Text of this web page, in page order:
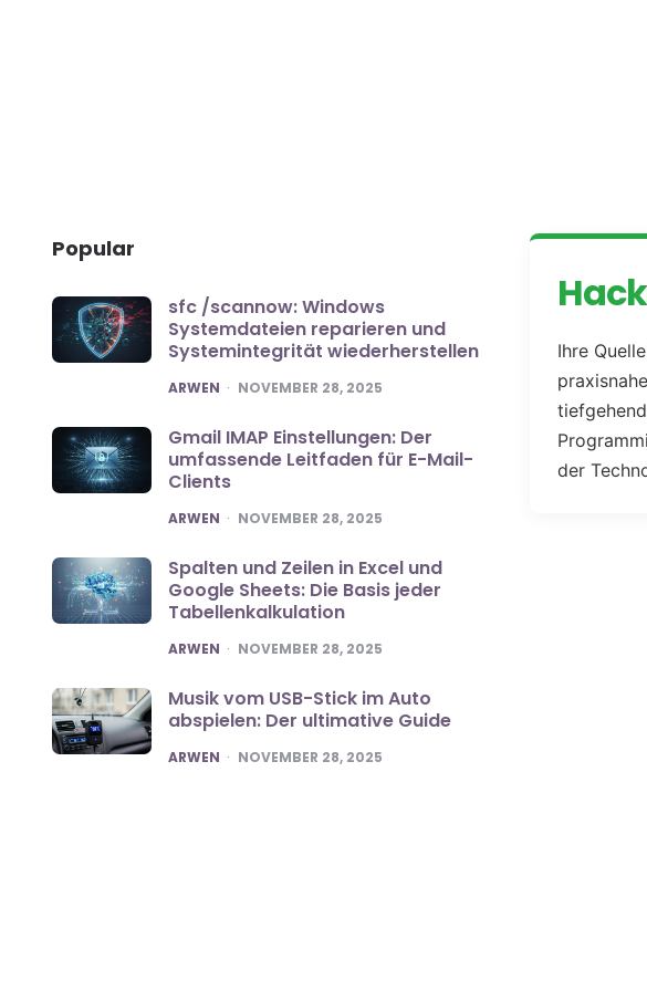
Popular
sfc /scannow: Windows
Systemdateien reparieren und
Systemintegrität wiederherstellen
POSTED
ARWEN NOVEMBER 28, 2025
Gmail IMAP Einstellungen: Der
umfassende Leitfaden für E-Mail-
Clients
POSTED
ARWEN NOVEMBER 28, 2025
Spalten und Zeilen in Excel und
Google Sheets: Die Basis jeder
Tabellenkalkulation
POSTED
ARWEN NOVEMBER 28, 2025
Musik vom USB-Stick im Auto
abspielen: Der ultimative Guide
POSTED
ARWEN NOVEMBER 28, 2025
Ihre
der